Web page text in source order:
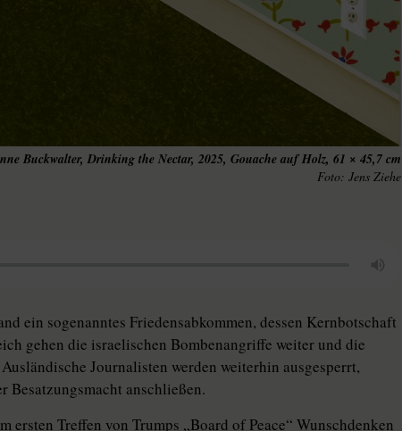
Buckwalter, Drinking the Nectar, 2025, Gouache auf Holz, 61 × 45,7 cm
Jens Ziehe
ein sogenanntes Friedensabkommen, dessen Kernbotschaft
gehen die israelischen Bombenangriffe weiter und die
Journalisten werden weiterhin ausgesperrt,
Besatzungsmacht anschließen.
ersten Treffen von Trumps „Board of Peace“ Wunschdenken